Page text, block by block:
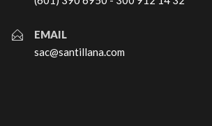
EMAIL
sac@santillana.com